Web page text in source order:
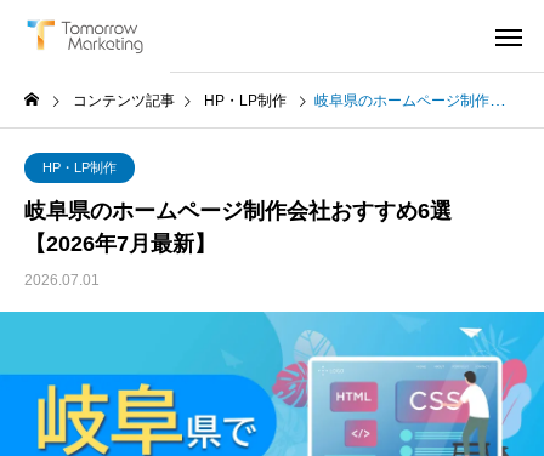
コンテンツ記事 HP・LP制作 岐阜県のホームページ制作会社おすすめ6選【2026年7月最新】
HP・LP制作
岐阜県のホームページ制作会社おすすめ6選
【2026年7月最新】
2026.07.01